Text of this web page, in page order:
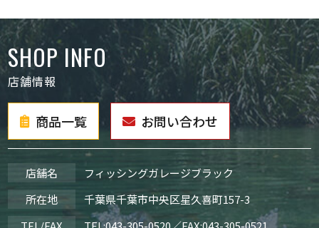
SHOP INFO
店舗情報
商品一覧 お問い合わせ
店舗名
フィッシングガレージブラック
所在地
千葉県千葉市中央区星久喜町157-3